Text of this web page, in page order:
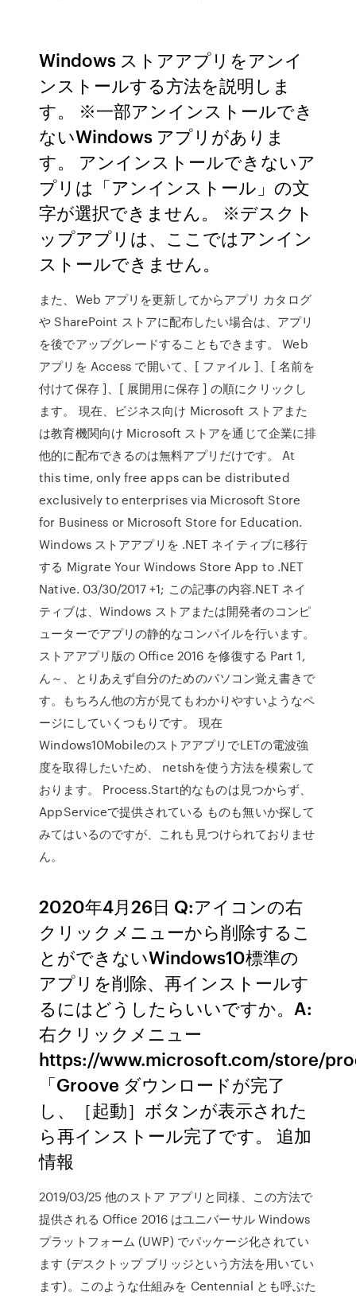
Windows ストアアプリをアンイ
ンストールする方法を説明しま
す。 ※一部アンインストールでき
ないWindows アプリがありま
す。 アンインストールできないア
プリは「アンインストール」の文
字が選択できません。 ※デスクト
ップアプリは、ここではアンイン
ストールできません。
また、Web アプリを更新してからアプリ カタログ
や SharePoint ストアに配布したい場合は、アプリ
を後でアップグレードすることもできます。 Web
アプリを Access で開いて、[ ファイル ]、[ 名前を
付けて保存 ]、[ 展開用に保存 ] の順にクリックし
ます。 現在、ビジネス向け Microsoft ストアまた
は教育機関向け Microsoft ストアを通じて企業に排
他的に配布できるのは無料アプリだけです。 At
this time, only free apps can be distributed
exclusively to enterprises via Microsoft Store
for Business or Microsoft Store for Education.
Windows ストアアプリを .NET ネイティブに移行
する Migrate Your Windows Store App to .NET
Native. 03/30/2017 +1; この記事の内容.NET ネイ
ティブは、Windows ストアまたは開発者のコンピ
ューターでアプリの静的なコンパイルを行います。
ストアアプリ版の Office 2016 を修復する Part 1,
ん～、とりあえず自分のためのパソコン覚え書きで
す。もちろん他の方が見てもわかりやすいようなペ
ージにしていくつもりです。 現在
Windows10MobileのストアアプリでLETの電波強
度を取得したいため、 netshを使う方法を模索して
おります。 Process.Start的なものは見つからず、
AppServiceで提供されている ものも無いか探して
みてはいるのですが、これも見つけられておりませ
ん。
2020年4月26日 Q:アイコンの右
クリックメニューから削除するこ
とができないWindows10標準の
アプリを削除、再インストールす
るにはどうしたらいいですか。A:
右クリックメニュー
https://www.microsoft.com/store/
「Groove ダウンロードが完了
し、［起動］ボタンが表示された
ら再インストール完了です。 追加
情報
2019/03/25 他のストア アプリと同様、この方法で
提供される Office 2016 はユニバーサル Windows
プラットフォーム (UWP) でパッケージ化されてい
ます (デスクトップ ブリッジという方法を用いてい
ます)。このような仕組みを Centennial とも呼ぶた